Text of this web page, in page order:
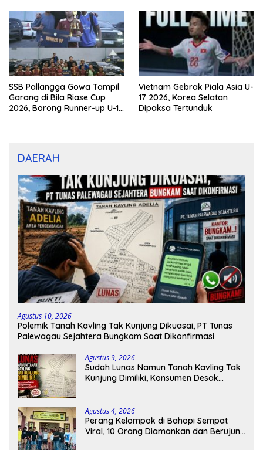
SSB Pallangga Gowa Tampil
Garang di Bila Riase Cup
2026, Borong Runner-up U-10
Vietnam Gebrak Piala Asia U-
17 2026, Korea Selatan
Dipaksa Tertunduk
DAERAH
Agustus 10, 2026
Polemik Tanah Kavling Tak Kunjung Dikuasai, PT Tunas
Palewagau Sejahtera Bungkam Saat Dikonfirmasi
Agustus 9, 2026
Sudah Lunas Namun Tanah Kavling Tak
Kunjung Dimiliki, Konsumen Desak
Agustus 4, 2026
Perang Kelompok di Bahopi Sempat
Viral, 10 Orang Diamankan dan Berujung